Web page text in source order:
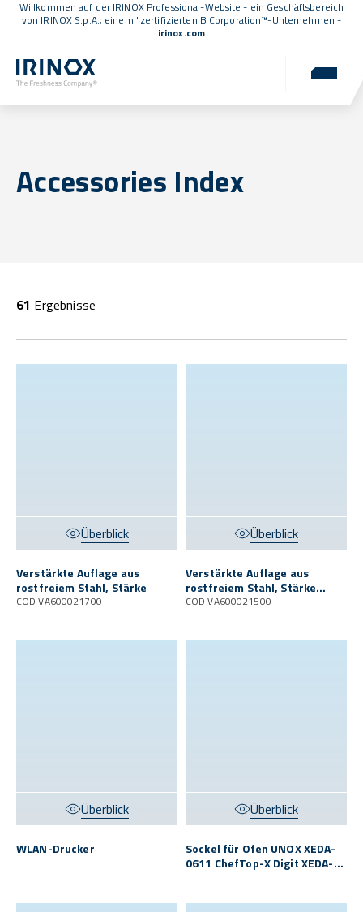
Willkommen auf der IRINOX Professional-Website - ein Geschäftsbereich
von IRINOX S.p.A., einem "zertifizierten B Corporation™-Unternehmen -
irinox.com
Accessories Index
61 Ergebnisse
Überblick
Verstärkte Auflage aus
rostfreiem Stahl, Stärke
COD VA600021700
Überblick
Verstärkte Auflage aus
rostfreiem Stahl, Stärke
podest 10 mm
COD VA600021500
Überblick
WLAN-Drucker
Überblick
Sockel für Ofen UNOX XEDA-
0611 ChefTop-X Digit XEDA-